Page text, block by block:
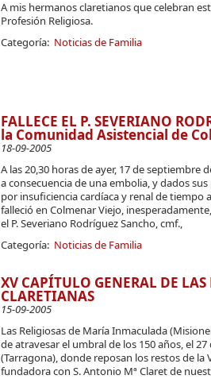
A mis hermanos claretianos que celebran
Profesión Religiosa.
Categoría: Noticias de Familia
FALLECE EL P. SEVERIANO
la Comunidad Asistencial de
18-09-2005
A las 20,30 horas de ayer, 17 de septiembre
a consecuencia de una embolia, y dados
por insuficiencia cardíaca y renal de tiempo
falleció en Colmenar Viejo, inesperadamente,
el P. Severiano Rodríguez Sancho, cmf.,
Categoría: Noticias de Familia
XV CAPÍTULO GENERAL DE
CLARETIANAS
15-09-2005
Las Religiosas de María Inmaculada
de atravesar el umbral de los 150 años, el
(Tarragona), donde reposan los restos de la
fundadora con S. Antonio Mª Claret de